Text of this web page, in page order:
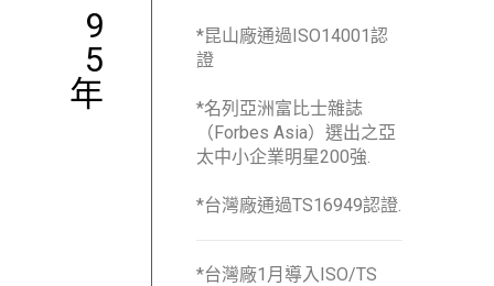
9
5
年
*昆山廠通過ISO14001認
證
*名列亞洲富比士雜誌
（Forbes Asia）選出之亞
太中小企業明星200強.
*台灣廠通過TS16949認證.
*台灣廠1月導入ISO/TS